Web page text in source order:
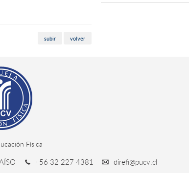
subir volver
Física
+56 32 227 4381 direfi@pucv.cl